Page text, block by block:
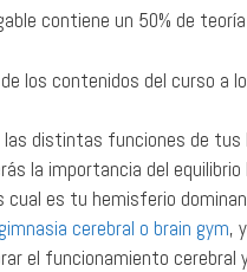
contiene un 50% de
los contenidos del curso a
las distintas funciones de
la importancia del
cual es tu hemisferio
gimnasia cerebral o brain gym,
el funcionamiento cerebral